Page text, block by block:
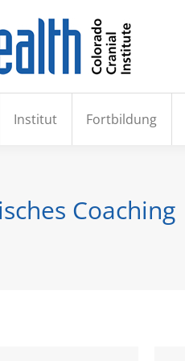
Institut Fortbildung
Coaching
Home